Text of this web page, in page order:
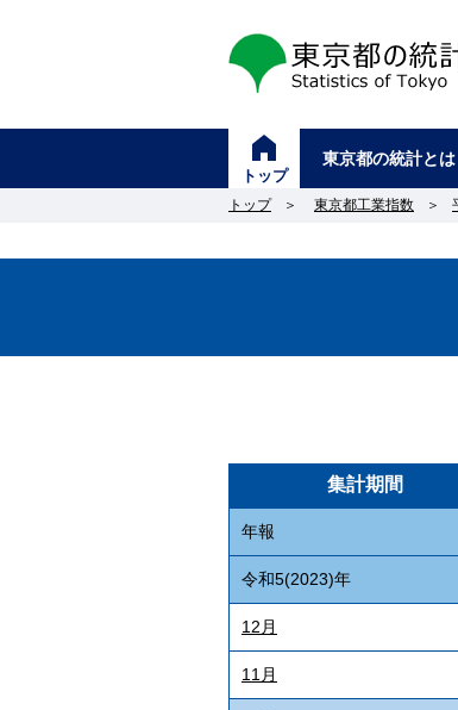
東京都の統計
トップ
東京都の統計とは
トップ ＞ 東京都工業指数 ＞
集計期間
年報
令和5(2023)年
12月
11月